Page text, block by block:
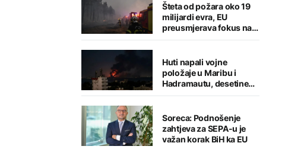
Šteta od požara oko 19
milijardi evra, EU
preusmjerava fokus na
prevenciju
Huti napali vojne
položaje u Maribu i
Hadramautu, desetine
stradalih
Soreca: Podnošenje
zahtjeva za SEPA-u je
važan korak BiH ka EU